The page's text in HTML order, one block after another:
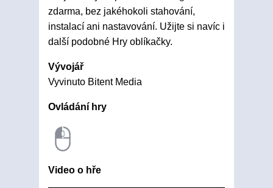
zdarma, bez jakéhokoli stahování,
instalací ani nastavování. Užijte si navíc i
další podobné Hry oblíkačky.
Vývojář
Vyvinuto Bitent Media
Ovládání hry
Video o hře